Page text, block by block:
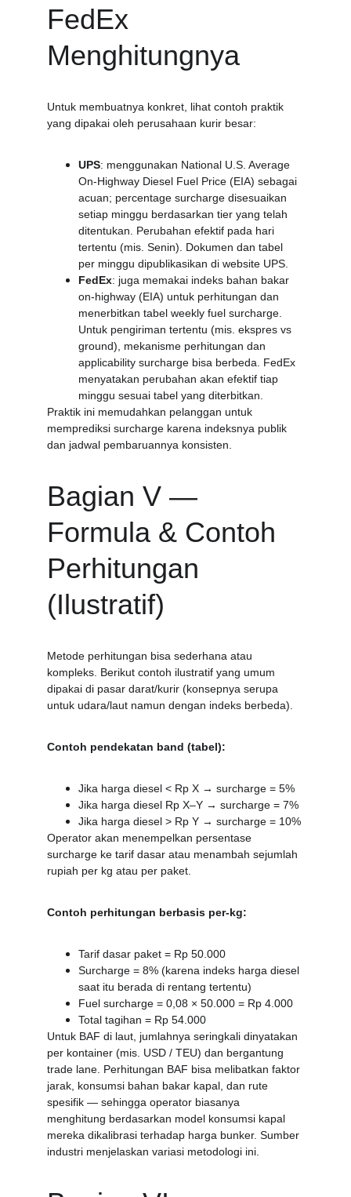
FedEx
Menghitungnya
Untuk membuatnya konkret, lihat contoh praktik
yang dipakai oleh perusahaan kurir besar:
UPS: menggunakan National U.S. Average
On-Highway Diesel Fuel Price (EIA) sebagai
acuan; percentage surcharge disesuaikan
setiap minggu berdasarkan tier yang telah
ditentukan. Perubahan efektif pada hari
tertentu (mis. Senin). Dokumen dan tabel
per minggu dipublikasikan di website UPS.
FedEx: juga memakai indeks bahan bakar
on-highway (EIA) untuk perhitungan dan
menerbitkan tabel weekly fuel surcharge.
Untuk pengiriman tertentu (mis. ekspres vs
ground), mekanisme perhitungan dan
applicability surcharge bisa berbeda. FedEx
menyatakan perubahan akan efektif tiap
minggu sesuai tabel yang diterbitkan.
Praktik ini memudahkan pelanggan untuk
memprediksi surcharge karena indeksnya publik
dan jadwal pembaruannya konsisten.
Bagian V —
Formula & Contoh
Perhitungan
(Ilustratif)
Metode perhitungan bisa sederhana atau
kompleks. Berikut contoh ilustratif yang umum
dipakai di pasar darat/kurir (konsepnya serupa
untuk udara/laut namun dengan indeks berbeda).
Contoh pendekatan band (tabel):
Jika harga diesel < Rp X → surcharge = 5%
Jika harga diesel Rp X–Y → surcharge = 7%
Jika harga diesel > Rp Y → surcharge = 10%
Operator akan menempelkan persentase
surcharge ke tarif dasar atau menambah sejumlah
rupiah per kg atau per paket.
Contoh perhitungan berbasis per-kg:
Tarif dasar paket = Rp 50.000
Surcharge = 8% (karena indeks harga diesel
saat itu berada di rentang tertentu)
Fuel surcharge = 0,08 × 50.000 = Rp 4.000
Total tagihan = Rp 54.000
Untuk BAF di laut, jumlahnya seringkali dinyatakan
per kontainer (mis. USD / TEU) dan bergantung
trade lane. Perhitungan BAF bisa melibatkan faktor
jarak, konsumsi bahan bakar kapal, dan rute
spesifik — sehingga operator biasanya
menghitung berdasarkan model konsumsi kapal
mereka dikalibrasi terhadap harga bunker. Sumber
industri menjelaskan variasi metodologi ini.